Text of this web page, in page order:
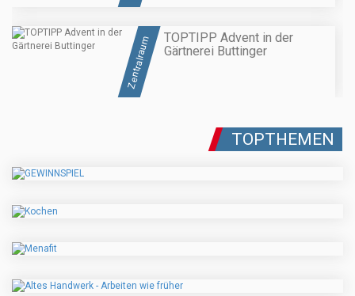
Zentralraum
TOPTIPP Advent in der
Gärtnerei Buttinger
TOPTHEMEN